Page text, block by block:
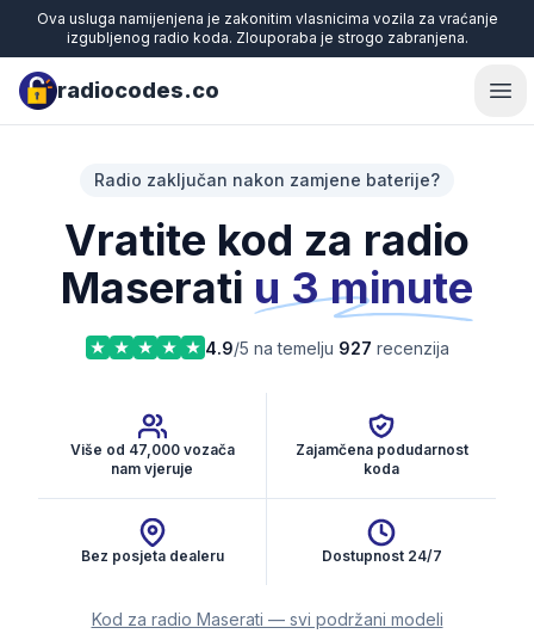
Ova usluga namijenjena je zakonitim vlasnicima vozila za vraćanje
izgubljenog radio koda. Zlouporaba je strogo zabranjena.
radiocodes.co
Radio zaključan nakon zamjene baterije?
Vratite kod za radio
Maserati u 3 minute
4.9/5 na temelju 927 recenzija
Više od 47,000 vozača
nam vjeruje
Zajamčena podudarnost
koda
Bez posjeta dealeru Dostupnost 24/7
Kod za radio Maserati — svi podržani modeli